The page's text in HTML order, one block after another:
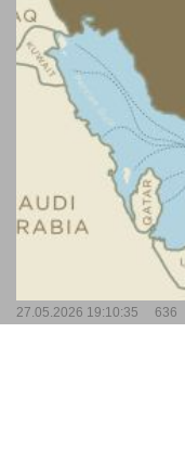
27.05.2026 19:10:35 636